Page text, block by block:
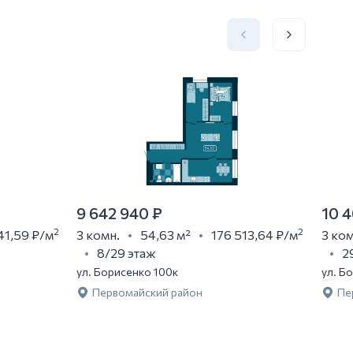
₽/м2
9 642 940 ₽
3 комн. 54,63 м² 176 513,64 ₽/м2
8/29 этаж
ул. Борисенко 100к
Первомайский район
10
3
ул.